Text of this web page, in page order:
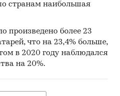
странам наибольшая
произведено более 23
что на 23,4% больше,
в 2020 году наблюдался
на 20%.